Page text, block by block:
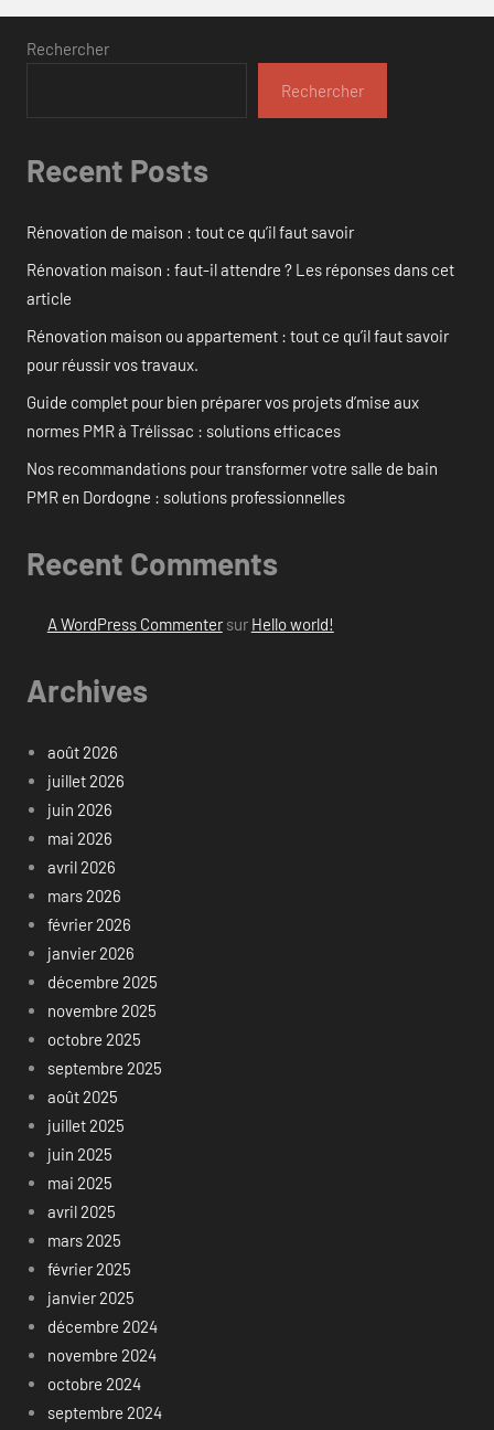
Rechercher
Rechercher
Recent Posts
Rénovation de maison : tout ce qu’il faut savoir
Rénovation maison : faut-il attendre ? Les réponses dans cet
article
Rénovation maison ou appartement : tout ce qu’il faut savoir
pour réussir vos travaux.
Guide complet pour bien préparer vos projets d’mise aux
normes PMR à Trélissac : solutions efficaces
Nos recommandations pour transformer votre salle de bain
PMR en Dordogne : solutions professionnelles
Recent Comments
A WordPress Commentersur Hello world!
Archives
août 2026
juillet 2026
juin 2026
mai 2026
avril 2026
mars 2026
février 2026
janvier 2026
décembre 2025
novembre 2025
octobre 2025
septembre 2025
août 2025
juillet 2025
juin 2025
mai 2025
avril 2025
mars 2025
février 2025
janvier 2025
décembre 2024
novembre 2024
octobre 2024
septembre 2024